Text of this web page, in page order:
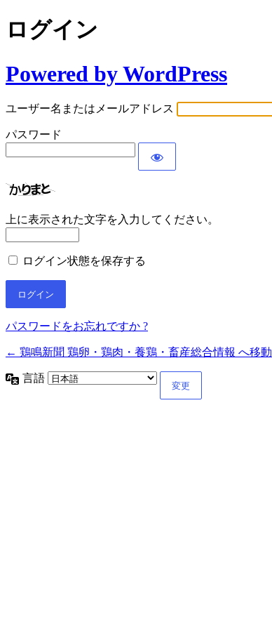
ログイン
Powered by WordPress
ユーザー名またはメールアドレス
パスワード
上に表示された文字を入力してください。
ログイン状態を保存する
パスワードをお忘れですか ?
← 鶏鳴新聞 鶏卵・鶏肉・養鶏・畜産総合情報 へ移動
言語